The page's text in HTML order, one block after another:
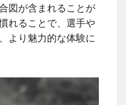
図が含まれることが
れることで、選手や
より魅力的な体験に